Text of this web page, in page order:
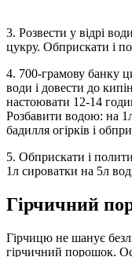
3. Розвести у відрі
цукру. Обприскати і
4. 700-грамову банку
води і довести до
настоювати 12-14
Розбавити водою: на
бадилля огірків і
5. Обприскати і
1л сироватки на 5л
Гірчичний
Гірчицю не шанує
гірчичний порошок.